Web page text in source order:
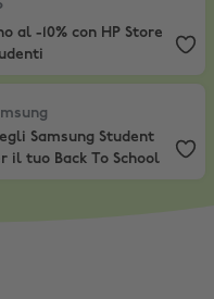
al -10% con HP Store
Ricondizionato Certificato
Scegli Samsung
Samsung Student
il tuo Back To School